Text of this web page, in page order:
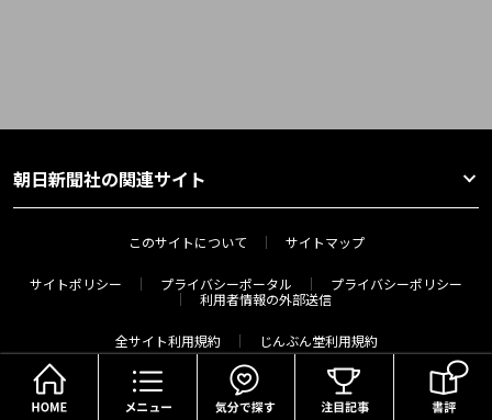
朝日新聞社の関連サイト
このサイトについて サイトマップ
サイトポリシー プライバシーポータル
プライバシーポリシー
利用者情報の外部送信
全サイト利用規約 じんぶん堂利用規約
運営会社 広告ガイド お問い合わせ